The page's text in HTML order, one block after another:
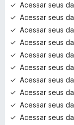
Acessar seus
Acessar seus
Acessar seus
Acessar seus
Acessar seus
Acessar seus
Acessar seus
Acessar seus
Acessar seus
Acessar seus